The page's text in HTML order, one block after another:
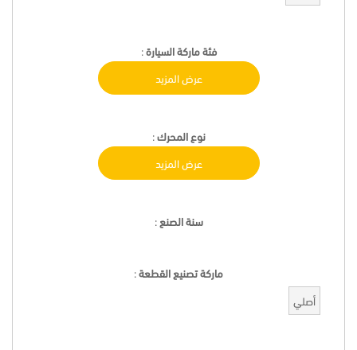
فئة ماركة السيارة:
عرض المزيد
نوع المحرك:
عرض المزيد
سنة الصنع:
ماركة تصنيع القطعة:
أصلي